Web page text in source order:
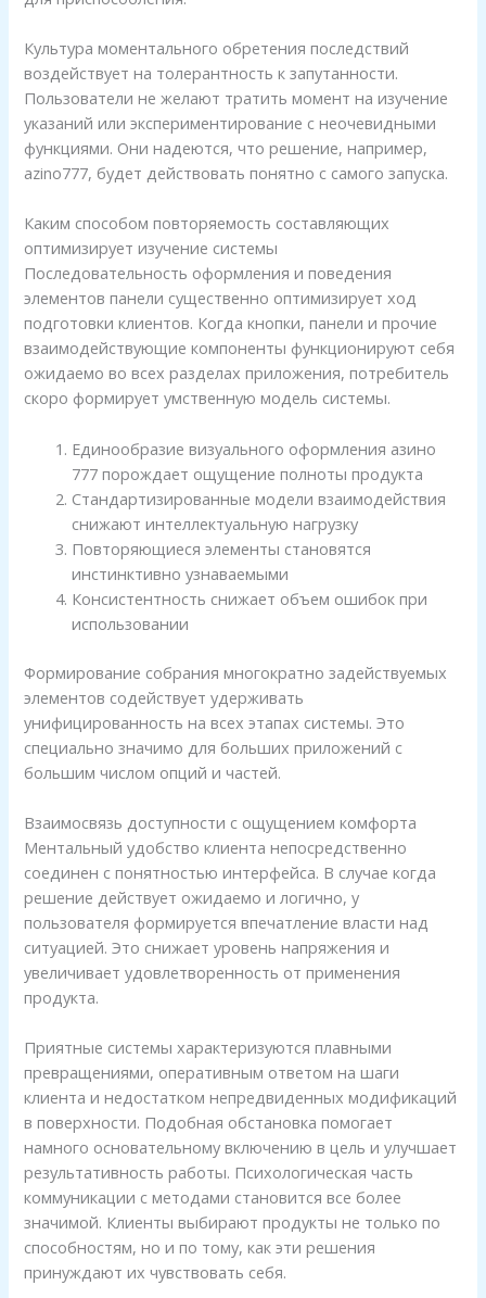
Культура моментального обретения последствий
воздействует на толерантность к запутанности.
Пользователи не желают тратить момент на изучение
указаний или экспериментирование с неочевидными
функциями. Они надеются, что решение, например,
azino777, будет действовать понятно с самого запуска.
Каким способом повторяемость составляющих
оптимизирует изучение системы
Последовательность оформления и поведения
элементов панели существенно оптимизирует ход
подготовки клиентов. Когда кнопки, панели и прочие
взаимодействующие компоненты функционируют себя
ожидаемо во всех разделах приложения, потребитель
скоро формирует умственную модель системы.
Единообразие визуального оформления азино
777 порождает ощущение полноты продукта
Стандартизированные модели взаимодействия
снижают интеллектуальную нагрузку
Повторяющиеся элементы становятся
инстинктивно узнаваемыми
Консистентность снижает объем ошибок при
использовании
Формирование собрания многократно задействуемых
элементов содействует удерживать
унифицированность на всех этапах системы. Это
специально значимо для больших приложений с
большим числом опций и частей.
Взаимосвязь доступности с ощущением комфорта
Ментальный удобство клиента непосредственно
соединен с понятностью интерфейса. В случае когда
решение действует ожидаемо и логично, у
пользователя формируется впечатление власти над
ситуацией. Это снижает уровень напряжения и
увеличивает удовлетворенность от применения
продукта.
Приятные системы характеризуются плавными
превращениями, оперативным ответом на шаги
клиента и недостатком непредвиденных модификаций
в поверхности. Подобная обстановка помогает
намного основательному включению в цель и улучшает
результативность работы. Психологическая часть
коммуникации с методами становится все более
значимой. Клиенты выбирают продукты не только по
способностям, но и по тому, как эти решения
принуждают их чувствовать себя.